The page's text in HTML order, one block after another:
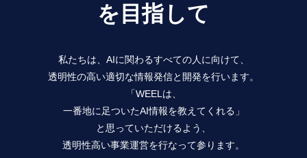
を目指して
私たちは、AIに関わるすべての人に向けて、
透明性の高い適切な情報発信と開発を行います。
「WEELは、
一番地に足ついたAI情報を教えてくれる」
と思っていただけるよう、
透明性高い事業運営を行なって参ります。